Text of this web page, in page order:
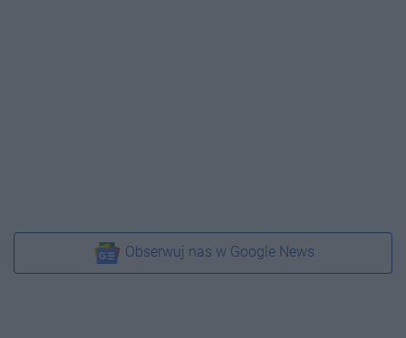
Obserwuj nas w Google News